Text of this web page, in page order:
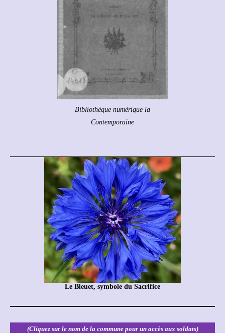
Bibliothèque numérique la
Contemporaine
Le Bleuet, symbole du Sacrifice
(Cliquez sur le nom de la commune pour un accès aux soldats)